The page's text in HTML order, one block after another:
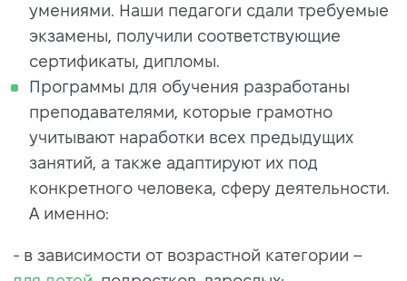
умениями. Наши педагоги сдали требуемые
экзамены, получили соответствующие
сертификаты, дипломы.
Программы для обучения разработаны
преподавателями, которые грамотно
учитывают наработки всех предыдущих
занятий, а также адаптируют их под
конкретного человека, сферу деятельности.
А именно:
- в зависимости от возрастной категории –